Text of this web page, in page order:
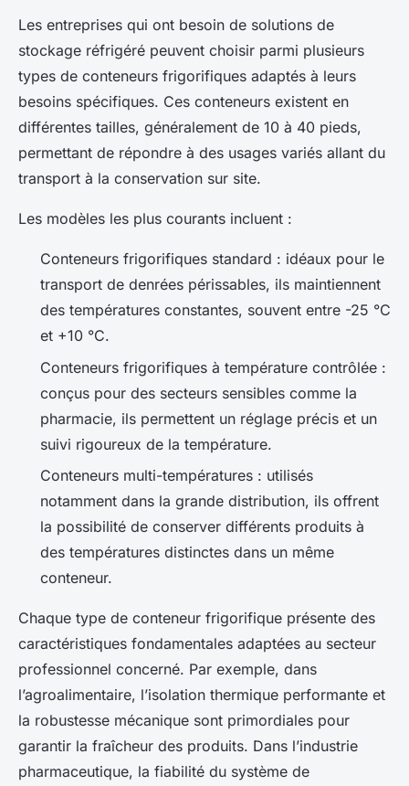
Les entreprises qui ont besoin de solutions de
stockage réfrigéré peuvent choisir parmi plusieurs
types de conteneurs frigorifiques adaptés à leurs
besoins spécifiques. Ces conteneurs existent en
différentes tailles, généralement de 10 à 40 pieds,
permettant de répondre à des usages variés allant du
transport à la conservation sur site.
Les modèles les plus courants incluent :
Conteneurs frigorifiques standard : idéaux pour le
transport de denrées périssables, ils maintiennent
des températures constantes, souvent entre -25 °C
et +10 °C.
Conteneurs frigorifiques à température contrôlée :
conçus pour des secteurs sensibles comme la
pharmacie, ils permettent un réglage précis et un
suivi rigoureux de la température.
Conteneurs multi-températures : utilisés
notamment dans la grande distribution, ils offrent
la possibilité de conserver différents produits à
des températures distinctes dans un même
conteneur.
Chaque type de conteneur frigorifique présente des
caractéristiques fondamentales adaptées au secteur
professionnel concerné. Par exemple, dans
l’agroalimentaire, l’isolation thermique performante et
la robustesse mécanique sont primordiales pour
garantir la fraîcheur des produits. Dans l’industrie
pharmaceutique, la fiabilité du système de